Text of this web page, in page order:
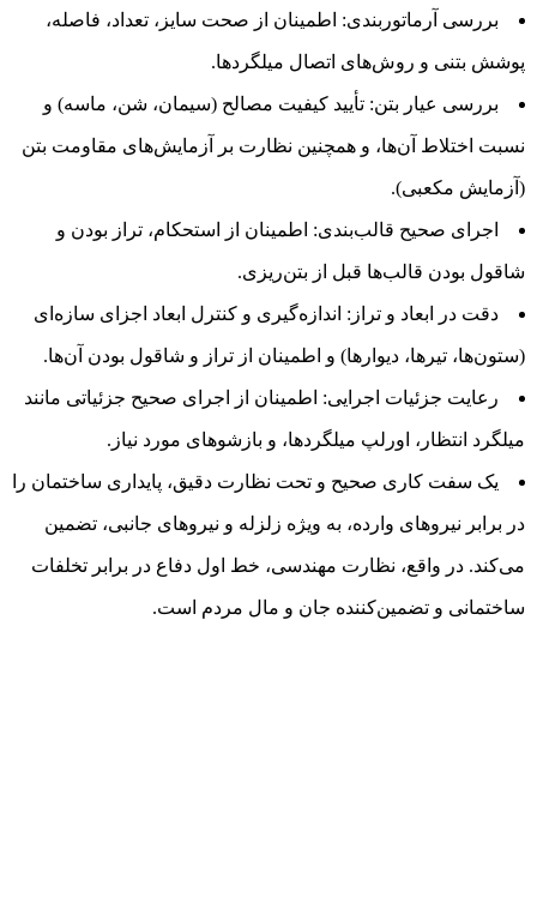
بررسی آرماتوربندی: اطمینان از صحت سایز، تعداد، فاصله،
پوشش بتنی و روش‌های اتصال میلگردها.
بررسی عیار بتن: تأیید کیفیت مصالح (سیمان، شن، ماسه) و
نسبت اختلاط آن‌ها، و همچنین نظارت بر آزمایش‌های مقاومت بتن
(آزمایش مکعبی).
اجرای صحیح قالب‌بندی: اطمینان از استحکام، تراز بودن و
شاقول بودن قالب‌ها قبل از بتن‌ریزی.
دقت در ابعاد و تراز: اندازه‌گیری و کنترل ابعاد اجزای سازه‌ای
(ستون‌ها، تیرها، دیوارها) و اطمینان از تراز و شاقول بودن آن‌ها.
رعایت جزئیات اجرایی: اطمینان از اجرای صحیح جزئیاتی مانند
میلگرد انتظار، اورلپ میلگردها، و بازشوهای مورد نیاز.
یک سفت کاری صحیح و تحت نظارت دقیق، پایداری ساختمان را
در برابر نیروهای وارده، به ویژه زلزله و نیروهای جانبی، تضمین
می‌کند. در واقع، نظارت مهندسی، خط اول دفاع در برابر تخلفات
ساختمانی و تضمین‌کننده جان و مال مردم است.